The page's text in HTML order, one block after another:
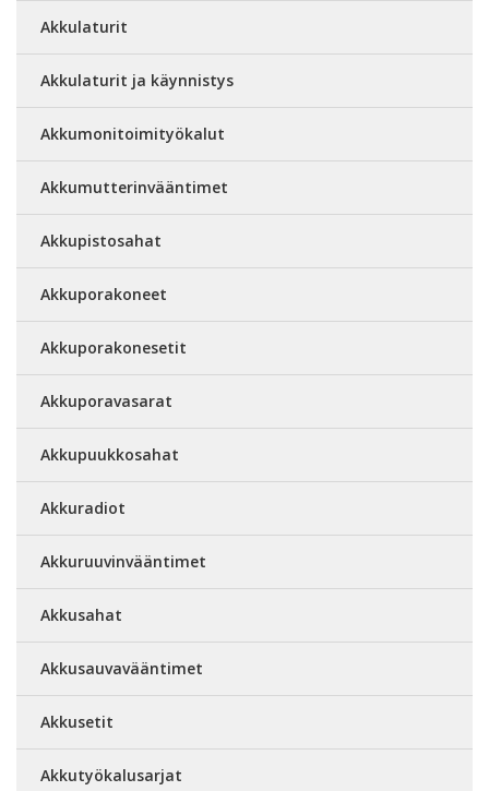
Akkulaturit
Akkulaturit ja käynnistys
Akkumonitoimityökalut
Akkumutterinvääntimet
Akkupistosahat
Akkuporakoneet
Akkuporakonesetit
Akkuporavasarat
Akkupuukkosahat
Akkuradiot
Akkuruuvinvääntimet
Akkusahat
Akkusauvavääntimet
Akkusetit
Akkutyökalusarjat